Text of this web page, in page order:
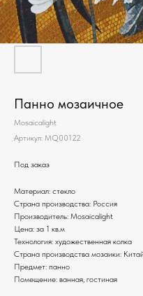
Панно мозаичное
Mosaicalight
Артикул: MQ00122
Под заказ
Материал: стекло
Страна производства: Россия
Производитель: Mosaicalight
Цена: за 1 кв.м
Технология: художественная колка
Страна производства мозаики:
Предмет: панно
Помещение: ванная, гостиная